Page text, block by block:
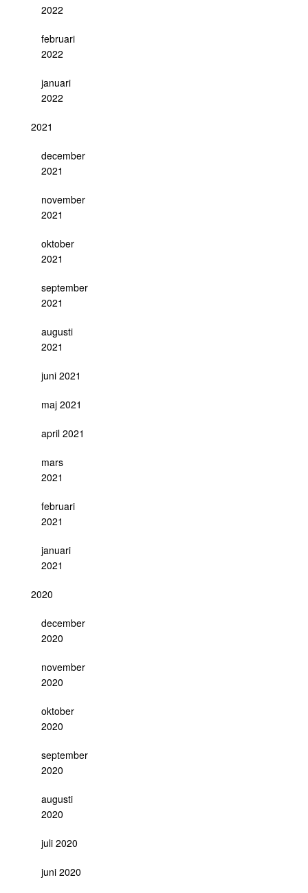
2022
februari
2022
januari
2022
2021
december
2021
november
2021
oktober
2021
september
2021
augusti
2021
juni 2021
maj 2021
april 2021
mars
2021
februari
2021
januari
2021
2020
december
2020
november
2020
oktober
2020
september
2020
augusti
2020
juli 2020
juni 2020